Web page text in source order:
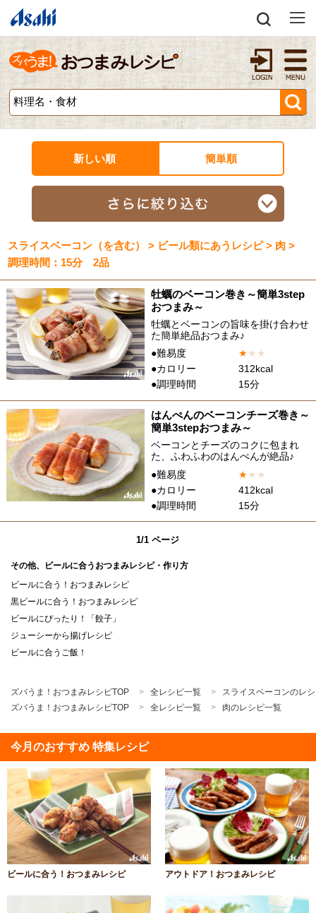
新しい順 簡単順
スライスベーコン（を含む） > ビール類にあうレシピ > 肉 >
調理時間：15分 2品
牡蠣のベーコン巻き～簡単3step
おつまみ～
牡蠣とベーコンの旨味を掛け合わせ
た簡単絶品おつまみ♪
●難易度
★★ ★
●カロリー
312kcal
●調理時間
15分
はんぺんのベーコンチーズ巻き～
簡単3stepおつまみ～
ベーコンとチーズのコクに包まれ
た、ふわふわのはんぺんが絶品♪
●難易度
★★ ★
●カロリー
412kcal
●調理時間
15分
1/1 ページ
その他、ビールに合うおつまみレシピ・作り方
ビールに合う！おつまみレシピ
黒ビールに合う！おつまみレシピ
ビールにぴったり！「餃子」
ジューシーから揚げレシピ
ビールに合うご飯！
ズバうま！おつまみレシピTOP 全レシピ一覧
スライスベーコンのレ
ズバうま！おつまみレシピTOP
全レシピ一覧 肉のレシピ一覧
今月のおすすめ 特集レシピ
ビールに合う！おつまみレシピ アウトドア！おつまみレシピ